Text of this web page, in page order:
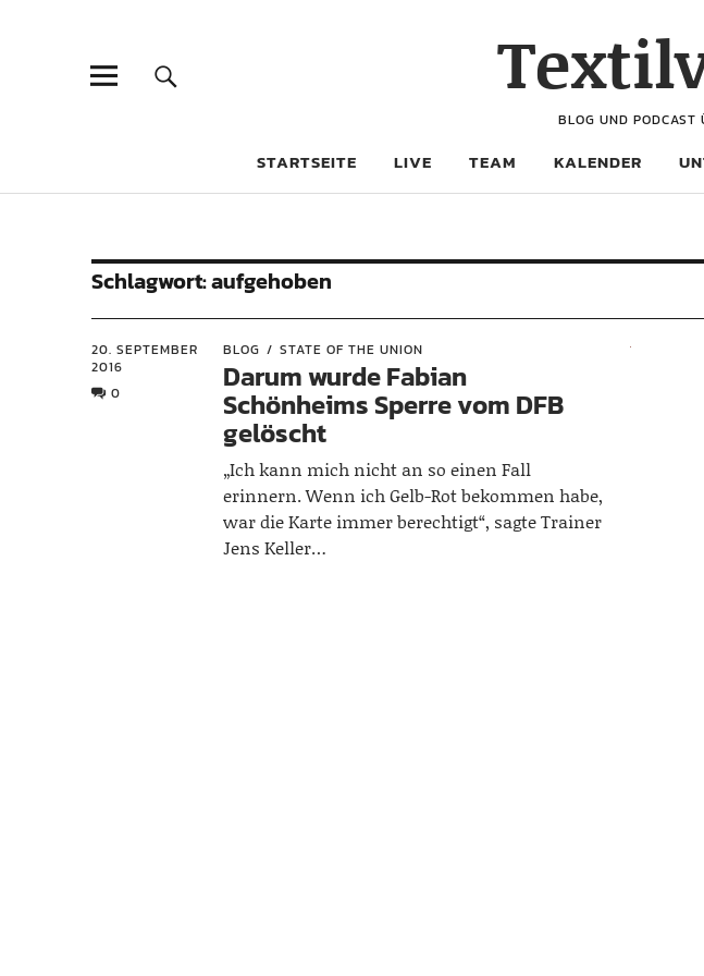
BLOG UND PODCAST
STARTSEITE LIVE TEAM KALENDER
Schlagwort:aufgehoben
20. SEPTEMBER
2016
0
BLOG STATE OF THE UNION
Darum wurde Fabian
Schönheims Sperre vom DFB
gelöscht
„Ich kann mich nicht an so einen Fall
erinnern. Wenn ich Gelb-Rot bekommen habe,
war die Karte immer berechtigt“, sagte Trainer
Jens Keller…